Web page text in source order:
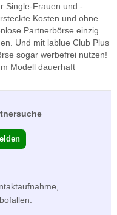
Single-Frauen und -
Kosten und ohne
Partnerbörse einzig
Und mit lablue Club Plus
sogar werbefrei nutzen!
Modell dauerhaft